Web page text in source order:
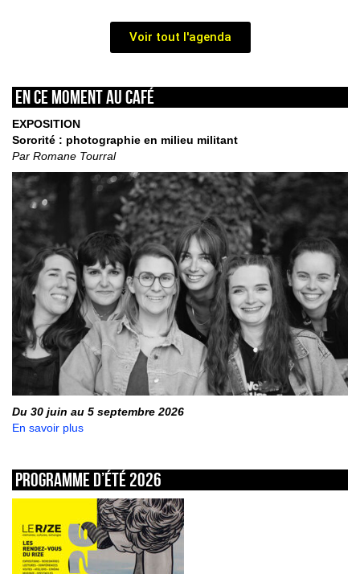
Voir tout l'agenda
En ce moment au café
EXPOSITION
Sororité : photographie en milieu militant
Par Romane Tourral
Du 30 juin au 5 septembre 2026
En savoir plus
Programme d’été 2026